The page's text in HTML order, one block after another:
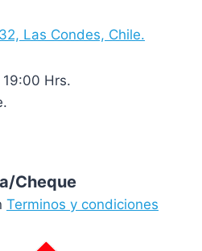
Las Condes, Chile.
Hrs.
Cheque
Terminos y condiciones